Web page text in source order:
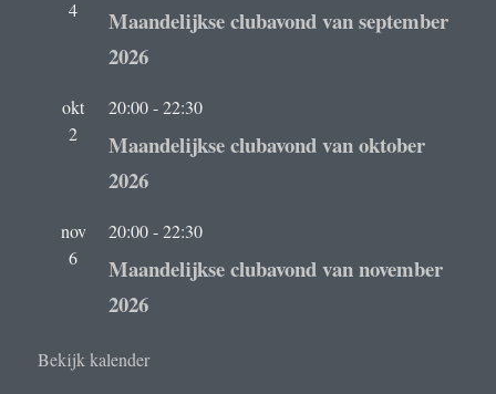
4
Maandelijkse clubavond van september
2026
okt
2
20:00-22:30
Maandelijkse clubavond van oktober
2026
nov
6
20:00-22:30
Maandelijkse clubavond van november
2026
Bekijk kalender